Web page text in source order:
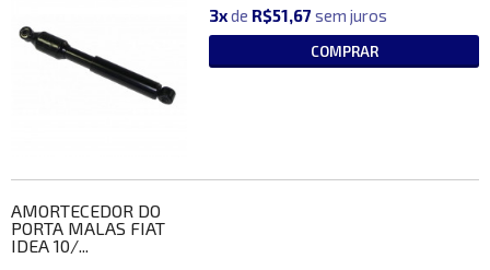
3xde R$51,67 sem juros
COMPRAR
AMORTECEDOR DO
PORTA MALAS FIAT
IDEA 10/...